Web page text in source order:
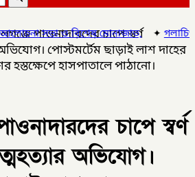
✦গলাচিপায় ১০ পিস ইয়াবাসহ যুবক
পাওনাদারদের চাপে স্বর্ণ
পোস্টমর্টেম ছাড়াই লাশ দাহের
হস্তক্ষেপে হাসপাতালে পাঠানো।
চাপে স্বর্ণ
অভিযোগ।